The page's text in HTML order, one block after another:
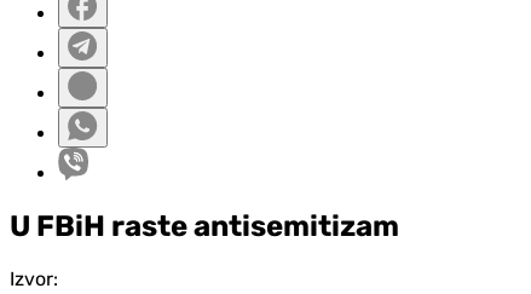
U FBiH raste antisemitizam
Izvor: